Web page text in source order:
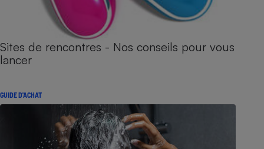
Sites de rencontres - Nos conseils pour vous
lancer
GUIDE D'ACHAT